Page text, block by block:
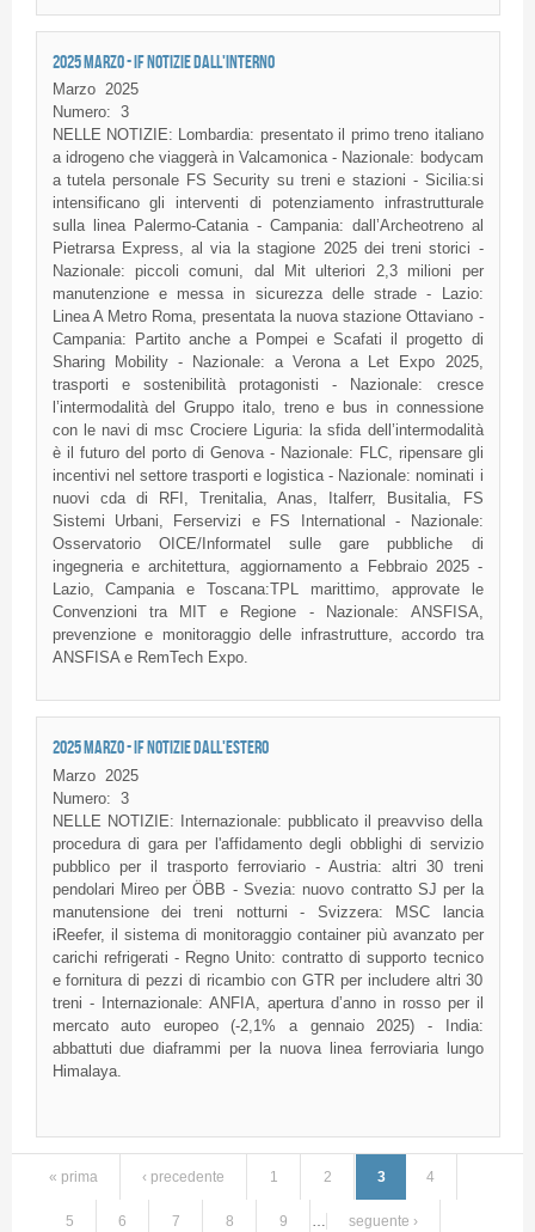
2025 MARZO - IF NOTIZIE DALL'INTERNO
Marzo 2025
Numero: 3
NELLE NOTIZIE: Lombardia: presentato il primo treno italiano
a idrogeno che viaggerà in Valcamonica - Nazionale: bodycam
a tutela personale FS Security su treni e stazioni - Sicilia:si
intensificano gli interventi di potenziamento infrastrutturale
sulla linea Palermo-Catania - Campania: dall’Archeotreno al
Pietrarsa Express, al via la stagione 2025 dei treni storici -
Nazionale: piccoli comuni, dal Mit ulteriori 2,3 milioni per
manutenzione e messa in sicurezza delle strade - Lazio:
Linea A Metro Roma, presentata la nuova stazione Ottaviano -
Campania: Partito anche a Pompei e Scafati il progetto di
Sharing Mobility - Nazionale: a Verona a Let Expo 2025,
trasporti e sostenibilità protagonisti - Nazionale: cresce
l’intermodalità del Gruppo italo, treno e bus in connessione
con le navi di msc Crociere Liguria: la sfida dell’intermodalità
è il futuro del porto di Genova - Nazionale: FLC, ripensare gli
incentivi nel settore trasporti e logistica - Nazionale: nominati i
nuovi cda di RFI, Trenitalia, Anas, Italferr, Busitalia, FS
Sistemi Urbani, Ferservizi e FS International - Nazionale:
Osservatorio OICE/Informatel sulle gare pubbliche di
ingegneria e architettura, aggiornamento a Febbraio 2025 -
Lazio, Campania e Toscana:TPL marittimo, approvate le
Convenzioni tra MIT e Regione - Nazionale: ANSFISA,
prevenzione e monitoraggio delle infrastrutture, accordo tra
ANSFISA e RemTech Expo.
2025 MARZO - IF NOTIZIE DALL'ESTERO
Marzo
2025
Numero: 3
NELLE NOTIZIE: Internazionale: pubblicato il preavviso della
procedura di gara per l'affidamento degli obblighi di servizio
pubblico per il trasporto ferroviario - Austria: altri 30 treni
pendolari Mireo per ÖBB - Svezia: nuovo contratto SJ per la
manutensione dei treni notturni - Svizzera: MSC lancia
iReefer, il sistema di monitoraggio container più avanzato per
carichi refrigerati - Regno Unito: contratto di supporto tecnico
e fornitura di pezzi di ricambio con GTR per includere altri 30
treni - Internazionale: ANFIA, apertura d’anno in rosso per il
mercato auto europeo (-2,1% a gennaio 2025) - India:
abbattuti due diaframmi per la nuova linea ferroviaria lungo
Himalaya.
Pagine
« prima ‹ precedente 1 2 3 4
5 6 7 8 9 … seguente ›